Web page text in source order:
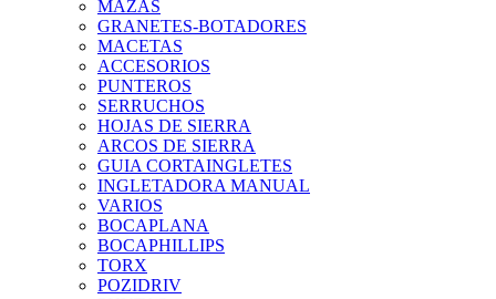
MAZAS
GRANETES-BOTADORES
MACETAS
ACCESORIOS
PUNTEROS
SERRUCHOS
HOJAS DE SIERRA
ARCOS DE SIERRA
GUIA CORTAINGLETES
INGLETADORA MANUAL
VARIOS
BOCAPLANA
BOCAPHILLIPS
TORX
POZIDRIV